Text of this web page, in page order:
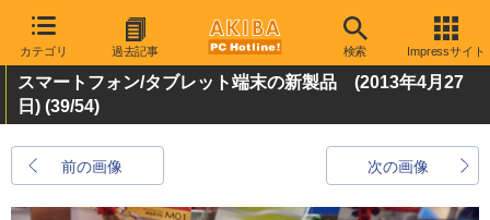
カテゴリ 過去記事 検索 Impressサイト
スマートフォン/タブレット端末の新製品 (2013年4月27
日) (39/54)
前の画像 次の画像